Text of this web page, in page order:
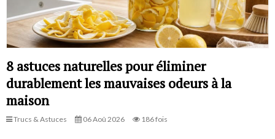
8 astuces naturelles pour éliminer
durablement les mauvaises odeurs à la
maison
Trucs & Astuces 06 Aoû 2026 186 fois